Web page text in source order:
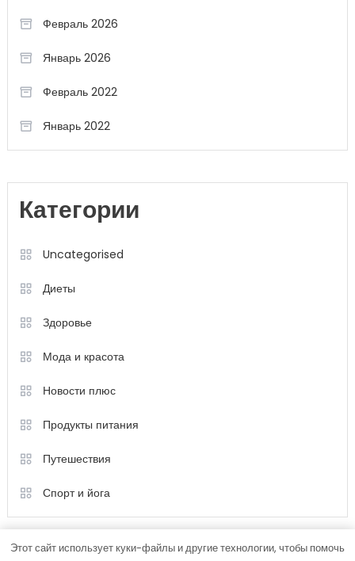
Февраль 2026
Январь 2026
Февраль 2022
Январь 2022
Категории
Uncategorised
Диеты
Здоровье
Мода и красота
Новости плюс
Продукты питания
Путешествия
Спорт и йога
Этот сайт использует куки-файлы и другие технологии, чтобы помочь